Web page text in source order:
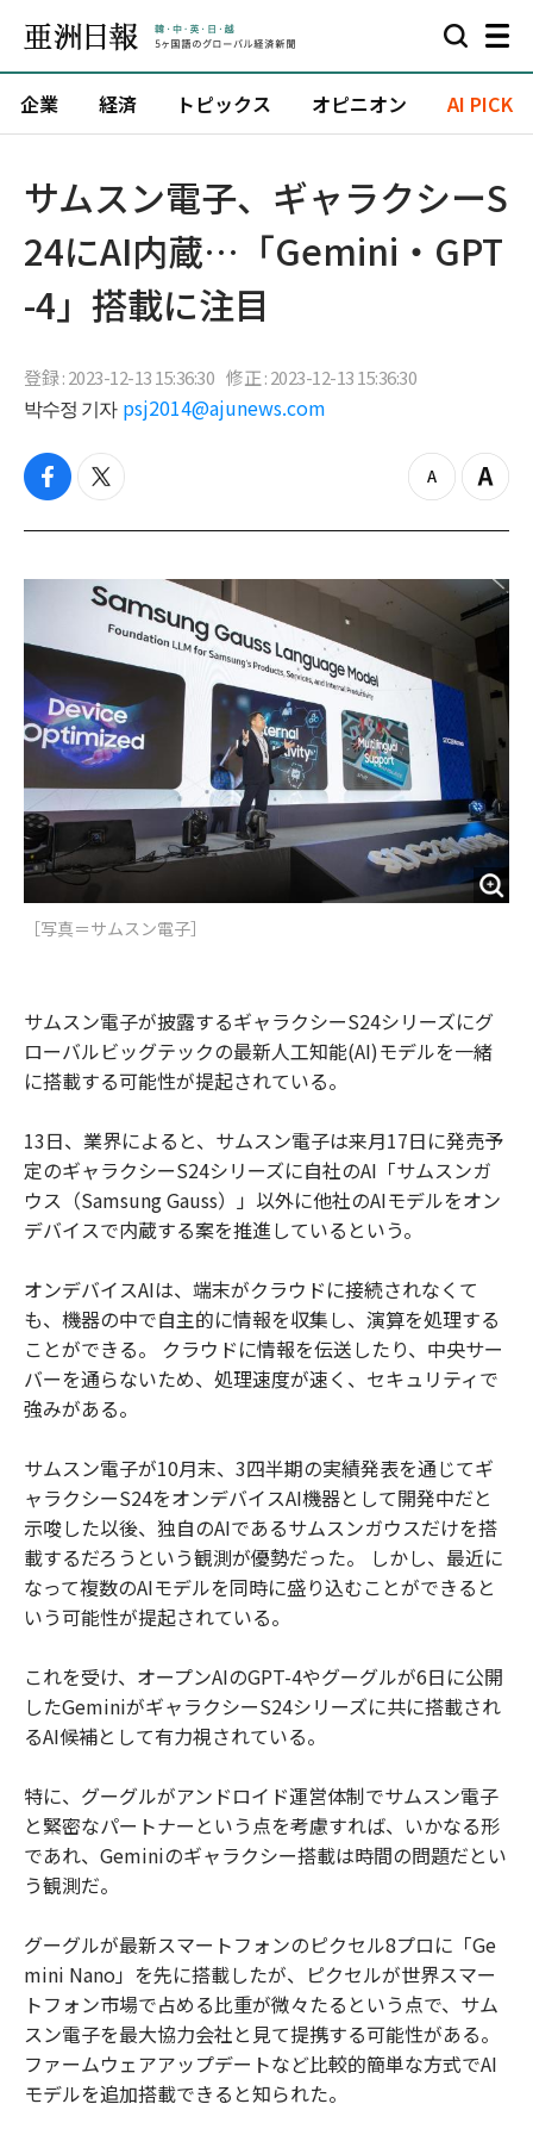
企業 経済 トピックス オピニオン AI PICK
サムスン電子、ギャラクシーS
24にAI内蔵…「Gemini・GPT
-4」搭載に注目
登録 : 2023-12-13 15:36:30 修正 : 2023-12-13 15:36:30
박수정 기자 psj2014@ajunews.com
f
c
b
k
t
i
t
e
z
o
o
Z
o
i
n
［写真＝サムスン電子］
サムスン電子が披露するギャラクシーS24シリーズにグ
ローバルビッグテックの最新人工知能(AI)モデルを一緒
に搭載する可能性が提起されている。
13日、業界によると、サムスン電子は来月17日に発売予
定のギャラクシーS24シリーズに自社のAI「サムスンガ
ウス（Samsung Gauss）」以外に他社のAIモデルをオン
デバイスで内蔵する案を推進しているという。
オンデバイスAIは、端末がクラウドに接続されなくて
も、機器の中で自主的に情報を収集し、演算を処理する
ことができる。 クラウドに情報を伝送したり、中央サー
バーを通らないため、処理速度が速く、セキュリティで
強みがある。
サムスン電子が10月末、3四半期の実績発表を通じてギ
ャラクシーS24をオンデバイスAI機器として開発中だと
示唆した以後、独自のAIであるサムスンガウスだけを搭
載するだろうという観測が優勢だった。 しかし、最近に
なって複数のAIモデルを同時に盛り込むことができると
いう可能性が提起されている。
これを受け、オープンAIのGPT-4やグーグルが6日に公開
したGeminiがギャラクシーS24シリーズに共に搭載され
るAI候補として有力視されている。
特に、グーグルがアンドロイド運営体制でサムスン電子
と緊密なパートナーという点を考慮すれば、いかなる形
であれ、Geminiのギャラクシー搭載は時間の問題だとい
う観測だ。
グーグルが最新スマートフォンのピクセル8プロに「Ge
mini Nano」を先に搭載したが、ピクセルが世界スマー
トフォン市場で占める比重が微々たるという点で、サム
スン電子を最大協力会社と見て提携する可能性がある。
ファームウェアアップデートなど比較的簡単な方式でAI
モデルを追加搭載できると知られた。